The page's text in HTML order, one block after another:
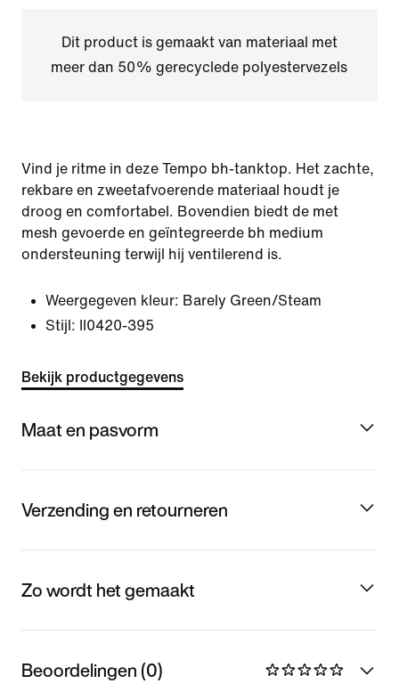
Dit product is gemaakt van materiaal met
meer dan 50% gerecyclede polyestervezels
Vind je ritme in deze Tempo bh-tanktop. Het zachte,
rekbare en zweetafvoerende materiaal houdt je
droog en comfortabel. Bovendien biedt de met
mesh gevoerde en geïntegreerde bh medium
ondersteuning terwijl hij ventilerend is.
Weergegeven kleur: Barely Green/Steam
Stijl:
II0420-395
Bekijk productgegevens
Maat en pasvorm
Verzending en retourneren
Zo wordt het gemaakt
Beoordelingen (0)